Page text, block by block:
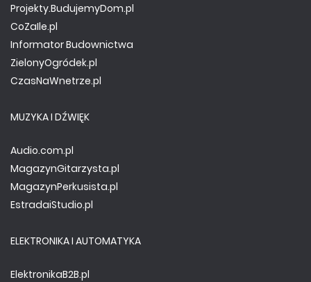
Projekty.BudujemyDom.pl
CoZaIle.pl
Informator Budownictwa
ZielonyOgródek.pl
CzasNaWnetrze.pl
MUZYKA I DŹWIĘK
Audio.com.pl
MagazynGitarzysta.pl
MagazynPerkusista.pl
EstradaiStudio.pl
ELEKTRONIKA I AUTOMATYKA
ElektronikaB2B.pl